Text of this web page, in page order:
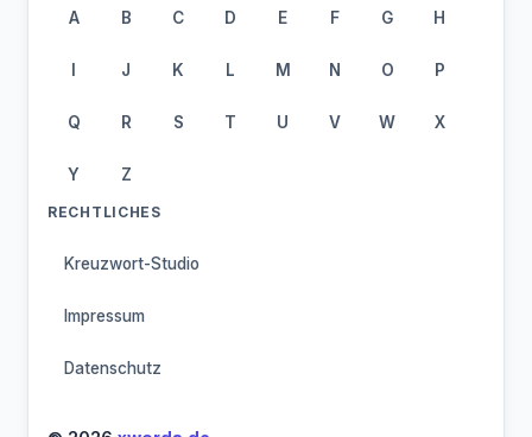
A B C D E F G H
I J K L M N O P
Q R S T U V W X
Y Z
RECHTLICHES
Kreuzwort-Studio
Impressum
Datenschutz